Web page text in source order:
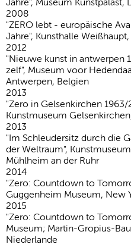
2008
"ZERO lebt - europäische
Jahre", Kunsthalle
2012
"Nieuwe kunst in antwerpen
zelf", Museum voor
Antwerpen, Belgien
2013
"Zero in Gelsenkirchen
Kunstmuseum
2013
"Im Schleudersitz durch die
der Weltraum",
Mühlheim an der Ruhr
2014
"Zero: Countdown to
Guggenheim Museum, New
2015
"Zero: Countdown to
Museum; Martin-Gropius-
Niederlande